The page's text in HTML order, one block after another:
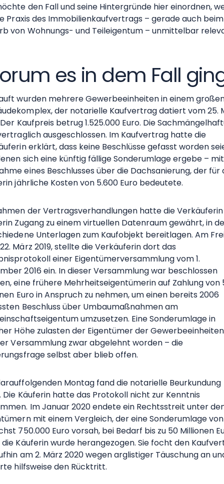
den Fall und seine Hintergründe hier einordnen,
Praxis des Immobilienkaufvertrags – gerade auch beim
von Wohnungs- und Teileigentum – unmittelbar
es in dem Fall
wurden mehrere Gewerbeeinheiten in einem
der notarielle Kaufvertrag datiert vom 25.
Der Kaufpreis betrug 1.525.000 Euro. Die
ausgeschlossen. Im Kaufvertrag hatte die
erklärt, dass keine Beschlüsse gefasst worden
sich eine künftig fällige Sonderumlage ergebe – mit
eines Beschlusses über die Dachsanierung, der für
jährliche Kosten von 5.600 Euro bedeutete.
der Vertragsverhandlungen hatte die
Zugang zu einem virtuellen Datenraum gewährt, in
Unterlagen zum Kaufobjekt bereitlagen. Am
März 2019, stellte die Verkäuferin dort das
einer Eigentümerversammlung vom 1.
2016 ein. In dieser Versammlung war beschlossen
eine frühere Mehrheitseigentümerin auf Zahlung von
Euro in Anspruch zu nehmen, um einen bereits 2006
Beschluss über Umbaumaßnahmen am
umzusetzen. Eine Sonderumlage in
Höhe zulasten der Eigentümer der
Versammlung zwar abgelehnt worden – die
selbst aber blieb offen.
Montag fand die notarielle Beurkundung
Käuferin hatte das Protokoll nicht zur Kenntnis
Im Januar 2020 endete ein Rechtsstreit unter
mit einem Vergleich, der eine Sonderumlage von
750.000 Euro vorsah, bei Bedarf bis zu 50 Millionen
die Käuferin wurde herangezogen. Sie focht den
am 2. März 2020 wegen arglistiger Täuschung an
hilfsweise den Rücktritt.